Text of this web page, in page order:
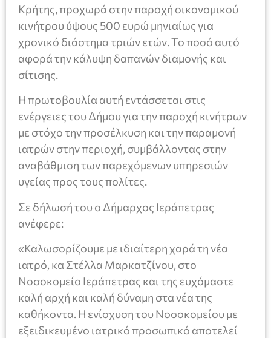
Κρήτης, προχωρά στην παροχή οικονομικού
κινήτρου ύψους 500 ευρώ μηνιαίως για
χρονικό διάστημα τριών ετών. Το ποσό αυτό
αφορά την κάλυψη δαπανών διαμονής και
σίτισης.
Η πρωτοβουλία αυτή εντάσσεται στις
ενέργειες του Δήμου για την παροχή κινήτρων
με στόχο την προσέλκυση και την παραμονή
ιατρών στην περιοχή, συμβάλλοντας στην
αναβάθμιση των παρεχόμενων υπηρεσιών
υγείας προς τους πολίτες.
Σε δήλωσή του ο Δήμαρχος Ιεράπετρας
ανέφερε:
«Καλωσορίζουμε με ιδιαίτερη χαρά τη νέα
ιατρό, κα Στέλλα Μαρκατζίνου, στο
Νοσοκομείο Ιεράπετρας και της ευχόμαστε
καλή αρχή και καλή δύναμη στα νέα της
καθήκοντα. Η ενίσχυση του Νοσοκομείου με
εξειδικευμένο ιατρικό προσωπικό αποτελεί